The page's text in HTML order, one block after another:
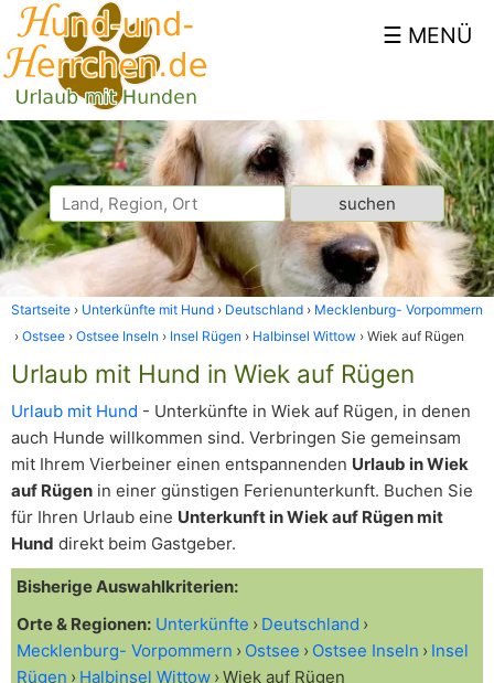
Startseite Unterkünfte mit Hund Deutschland
Mecklenburg- Vorpommern
Ostsee
Ostsee Inseln Insel Rügen Halbinsel Wittow Wiek auf Rügen
Urlaub mit Hund in Wiek auf Rügen
Urlaub mit Hund - Unterkünfte in Wiek auf Rügen, in denen
auch Hunde willkommen sind. Verbringen Sie gemeinsam
mit Ihrem Vierbeiner einen entspannenden Urlaub in Wiek
auf Rügen in einer günstigen Ferienunterkunft. Buchen Sie
für Ihren Urlaub eine Unterkunft in Wiek auf Rügen mit
Hund direkt beim Gastgeber.
Bisherige Auswahlkriterien:
Orte & Regionen: Unterkünfte
Deutschland
Mecklenburg- Vorpommern
Ostsee Ostsee Inseln
Insel
Rügen
Halbinsel Wittow Wiek auf Rügen